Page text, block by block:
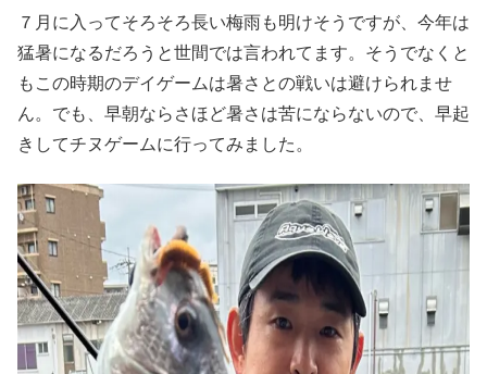
７月に入ってそろそろ長い梅雨も明けそうですが、今年は
猛暑になるだろうと世間では言われてます。そうでなくと
もこの時期のデイゲームは暑さとの戦いは避けられませ
ん。でも、早朝ならさほど暑さは苦にならないので、早起
きしてチヌゲームに行ってみました。